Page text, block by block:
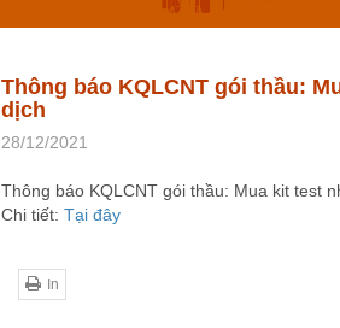
Thông báo KQLCNT gói thầu:
dịch
28/12/2021
Thông báo KQLCNT gói thầu: Mua kit test
Chi tiết: Tại đây
In